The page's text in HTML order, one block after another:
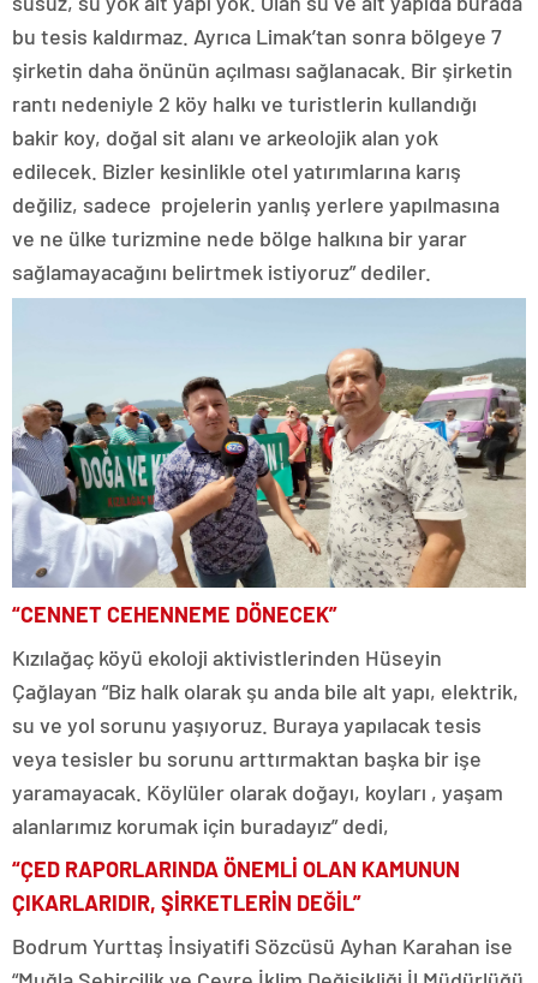
bu tesis kaldırmaz. Ayrıca Limak’tan sonra bölgeye 7
şirketin daha önünün açılması sağlanacak. Bir şirketin
rantı nedeniyle 2 köy halkı ve turistlerin kullandığı
bakir koy, doğal sit alanı ve arkeolojik alan yok
edilecek. Bizler kesinlikle otel yatırımlarına karış
değiliz, sadece projelerin yanlış yerlere yapılmasına
ve ne ülke turizmine nede bölge halkına bir yarar
sağlamayacağını belirtmek istiyoruz” dediler.
“CENNET CEHENNEME DÖNECEK”
Kızılağaç köyü ekoloji aktivistlerinden Hüseyin
Çağlayan “Biz halk olarak şu anda bile alt yapı, elektrik,
su ve yol sorunu yaşıyoruz. Buraya yapılacak tesis
veya tesisler bu sorunu arttırmaktan başka bir işe
yaramayacak. Köylüler olarak doğayı, koyları , yaşam
alanlarımız korumak için buradayız” dedi,
“ÇED RAPORLARINDA ÖNEMLİ OLAN KAMUNUN
ÇIKARLARIDIR, ŞİRKETLERİN DEĞİL”
Bodrum Yurttaş İnsiyatifi Sözcüsü Ayhan Karahan ise